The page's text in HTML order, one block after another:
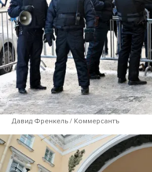
Давид Френкель / Коммерсантъ